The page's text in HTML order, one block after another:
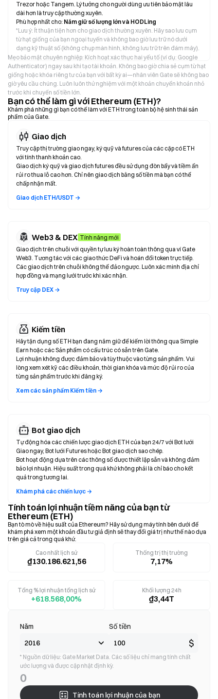
Trezor hoặc Tangem. Lý tưởng cho người dùng ưu tiên bảo mật lâu
dài hơn là truy cập thường xuyên.
Phù hợp nhất cho: Nắm giữ số lượng lớn và HODLing
*Lưu ý: Ít thuận tiện hơn cho giao dịch thường xuyên. Hãy sao lưu cụm
từ hạt giống của bạn ngoại tuyến và không bao giờ lưu trữ nó dưới
dạng kỹ thuật số (không chụp màn hình, không lưu trữ trên đám mây).
Mẹo bảo mật chuyên nghiệp: Kích hoạt xác thực hai yếu tố (ví dụ: Google
Authenticator) ngay sau khi tạo tài khoản. Không bao giờ chia sẻ cụm từ hạt
giống hoặc khóa riêng tư của bạn với bất kỳ ai—nhân viên Gate sẽ không bao
giờ yêu cầu chúng. Luôn luôn thử nghiệm với một khoản chuyển khoản nhỏ
trước khi chuyển số tiền lớn.
Bạn có thể làm gì với Ethereum (ETH)?
Khám phá những gì bạn có thể làm với ETH trong toàn bộ hệ sinh thái sản
phẩm của Gate.
Giao dịch
Truy cập thị trường giao ngay, ký quỹ và futures của các cặp có ETH
với tính thanh khoản cao.
Giao dịch ký quỹ và giao dịch futures đều sử dụng đòn bẩy và tiềm ẩn
rủi ro thua lỗ cao hơn. Chỉ nên giao dịch bằng số tiền mà bạn có thể
chấp nhận mất.
Giao dịch ETH/USDT →
Web3 & DEX Tính năng mới
Giao dịch trên chuỗi với quyền tự lưu ký hoàn toàn thông qua ví Gate
Web3. Tương tác với các giao thức DeFi và hoán đổi token trực tiếp.
Các giao dịch trên chuỗi không thể đảo ngược. Luôn xác minh địa chỉ
hợp đồng và mạng lưới trước khi xác nhận.
Truy cập DEX →
Kiếm tiền
Hãy tận dụng số ETH bạn đang nắm giữ để kiếm lời thông qua Simple
Earn hoặc các Sản phẩm có cấu trúc có sẵn trên Gate.
Lợi nhuận không được đảm bảo và tùy thuộc vào từng sản phẩm. Vui
lòng xem xét kỹ các điều khoản, thời gian khóa và mức độ rủi ro của
từng sản phẩm trước khi đăng ký.
Xem các sản phẩm Kiếm tiền →
Bot giao dịch
Tự động hóa các chiến lược giao dịch ETH của bạn 24/7 với Bot lưới
Giao ngay, Bot lưới Futures hoặc Bot giao dịch sao chép.
Bot hoạt động dựa trên các thông số được thiết lập sẵn và không đảm
bảo lợi nhuận. Hiệu suất trong quá khứ không phải là chỉ báo cho kết
quả trong tương lai.
Khám phá các chiến lược →
Tính toán lợi nhuận tiềm năng của bạn từ
Ethereum (ETH)
Bạn tò mò về hiệu suất của Ethereum? Hãy sử dụng máy tính bên dưới để
khám phá xem một khoản đầu tư giả định sẽ thay đổi giá trị như thế nào dựa
trên giá cả trong quá khứ.
Cao nhất lịch sử
₫130.186.621,56
Thống trị thị trường
7,17%
Tổng % lợi nhuận tổng lịch sử
+618.568,00%
Khối lượng 24h
₫3,44T
Năm Số tiền
$
* Nguồn dữ liệu: Gate Market Data. Các số liệu chỉ mang tính chất
ước lượng và được cập nhật định kỳ.
0
Tính toán lợi nhuận của bạn